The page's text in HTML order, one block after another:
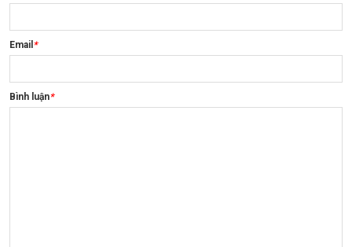
Email *
Bình luận*